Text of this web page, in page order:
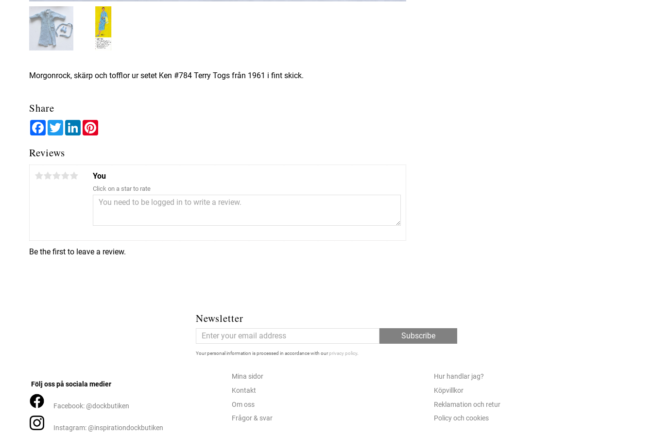
Morgonrock, skärp och tofflor ur setet Ken #784 Terry Togs från 1961 i fint skick.
Share
FacebookTwitterLinkedIn
Reviews
You
Click on a star to rate
Be the first to leave a review.
Newsletter
Subscribe
Your personal information is processed in accordance with ourprivacy policy.
Följ oss på sociala medier
Facebook: @dockbutiken
Instagram: @inspirationdockbutiken
Mina sidor
Kontakt
Om oss
Frågor & svar
Hur handlar jag?
Köpvillkor
Reklamation och retur
Policy och cookies